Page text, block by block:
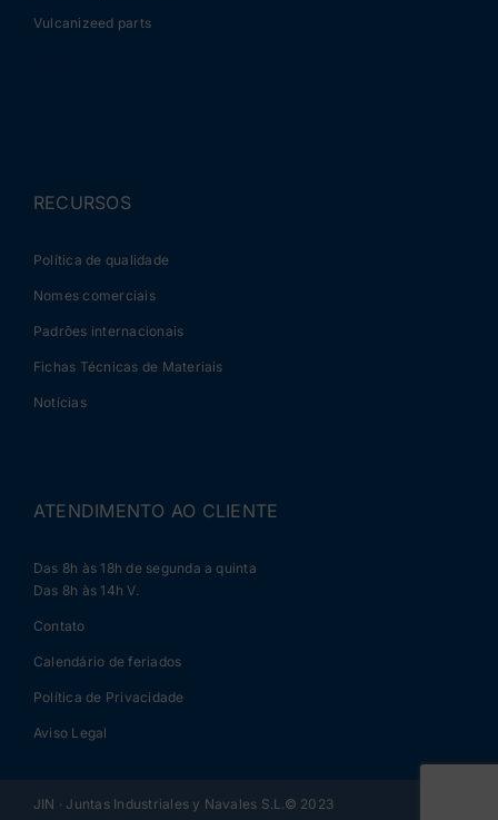
Vulcanizeed parts
RECURSOS
Política de qualidade
Nomes comerciais
Padrões internacionais
Fichas Técnicas de Materiais
Notícias
ATENDIMENTO AO CLIENTE
Das 8h às 18h de segunda a quinta
Das 8h às 14h V.
Contato
Calendário de feriados
Política de Privacidade
Aviso Legal
JIN · Juntas Industriales y Navales S.L.© 2023